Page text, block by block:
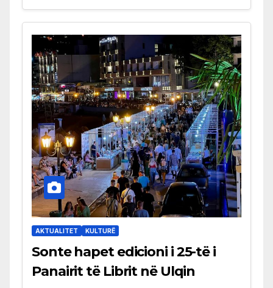
AKTUALITET KULTURË
Sonte hapet edicioni i 25-të i
Panairit të Librit në Ulqin